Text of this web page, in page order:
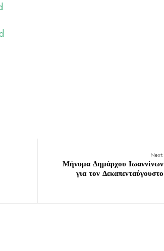
Next:
Μήνυμα Δημάρχου Ιωαννίνων
για τον Δεκαπενταύγουστο